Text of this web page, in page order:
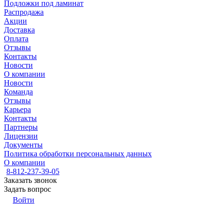
Подложки под ламинат
Распродажа
Акции
Доставка
Оплата
Отзывы
Контакты
Новости
О компании
Новости
Команда
Отзывы
Карьера
Контакты
Партнеры
Лицензии
Документы
Политика обработки персональных данных
О компании
8-812-237-39-05
Заказать звонок
Задать вопрос
Войти